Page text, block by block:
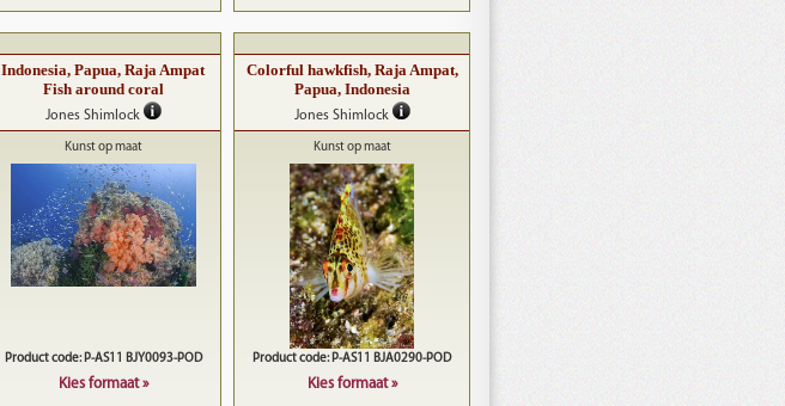
Indonesia, Papua, Raja Ampat
Fish around coral
Jones Shimlock
Kunst op maat
Product code: P-AS11 BJY0093-POD
Kies formaat »
Colorful hawkfish, Raja Ampat,
Papua, Indonesia
Jones Shimlock
Kunst op maat
Product code: P-AS11 BJA0290-POD
Kies formaat »